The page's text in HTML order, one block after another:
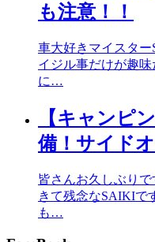
も注意！！
車大好きマイスター
イジル事だけが趣
に…
【キャンピ
備！サイド
皆さんお久しぶり
きて残念なSAIKIで
も…